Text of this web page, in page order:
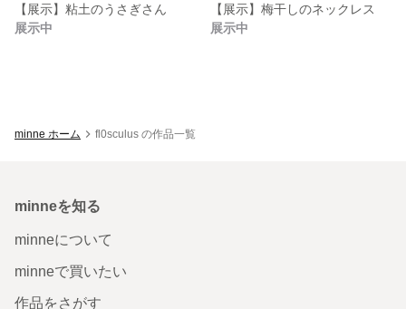
【展示】粘土のうさぎさん
展示中
【展示】梅干しのネックレス
展示中
minne ホーム fl0sculus の作品一覧
minneを知る
minneについて
minneで買いたい
作品をさがす